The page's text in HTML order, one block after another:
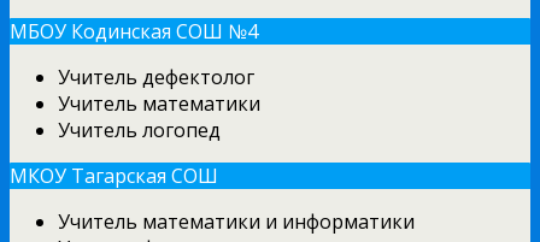
МБОУ Кодинская СОШ №4
Учитель дефектолог
Учитель математики
Учитель логопед
МКОУ Тагарская СОШ
Учитель математики и информатики